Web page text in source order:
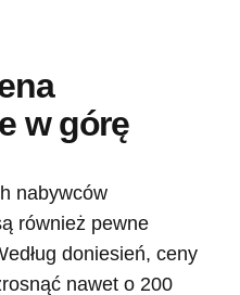
w górę
nabywców
również pewne
doniesień, ceny
nawet o 200